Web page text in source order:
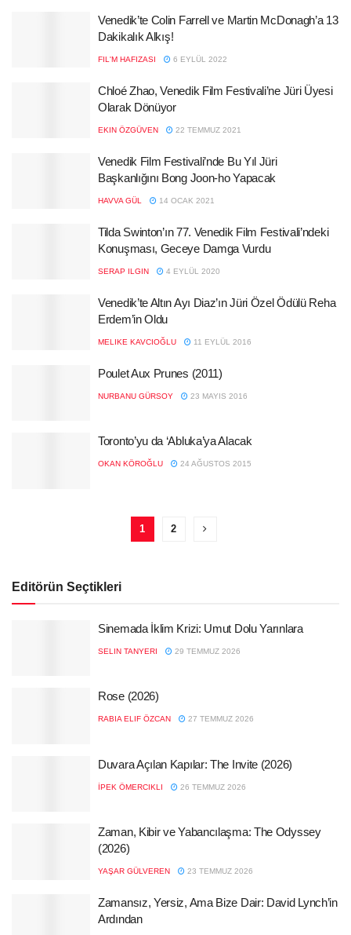
Venedik’te Colin Farrell ve Martin McDonagh’a 13
Dakikalık Alkış!
FIL'M HAFIZASI 6 EYLÜL 2022
Chloé Zhao, Venedik Film Festivali’ne Jüri Üyesi
Olarak Dönüyor
EKIN ÖZGÜVEN 22 TEMMUZ 2021
Venedik Film Festivali’nde Bu Yıl Jüri
Başkanlığını Bong Joon-ho Yapacak
HAVVA GÜL 14 OCAK 2021
Tilda Swinton’ın 77. Venedik Film Festivali’ndeki
Konuşması, Geceye Damga Vurdu
SERAP ILGIN 4 EYLÜL 2020
Venedik’te Altın Ayı Diaz’ın Jüri Özel Ödülü Reha
Erdem’in Oldu
MELIKE KAVCIOĞLU 11 EYLÜL 2016
Poulet Aux Prunes (2011)
NURBANU GÜRSOY 23 MAYIS 2016
Toronto’yu da ‘Abluka’ya Alacak
OKAN KÖROĞLU 24 AĞUSTOS 2015
1 2
Editörün Seçtikleri
Sinemada İklim Krizi: Umut Dolu Yarınlara
SELIN TANYERI 29 TEMMUZ 2026
Rose (2026)
RABIA ELIF ÖZCAN 27 TEMMUZ 2026
Duvara Açılan Kapılar: The Invite (2026)
İPEK ÖMERCIKLI 26 TEMMUZ 2026
Zaman, Kibir ve Yabancılaşma: The Odyssey
(2026)
YAŞAR GÜLVEREN 23 TEMMUZ 2026
Zamansız, Yersiz, Ama Bize Dair: David Lynch’in
Ardından